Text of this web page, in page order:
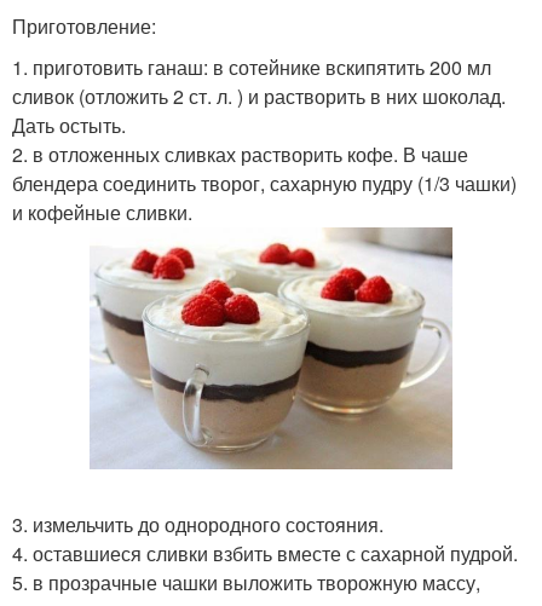
Приготовление:
1. приготовить ганаш: в сотейнике вскипятить 200 мл
сливок (отложить 2 ст. л. ) и растворить в них шоколад.
Дать остыть.
2. в отложенных сливках растворить кофе. В чаше
блендера соединить творог, сахарную пудру (1/3 чашки)
и кофейные сливки.
3. измельчить до однородного состояния.
4. оставшиеся сливки взбить вместе с сахарной пудрой.
5. в прозрачные чашки выложить творожную массу,